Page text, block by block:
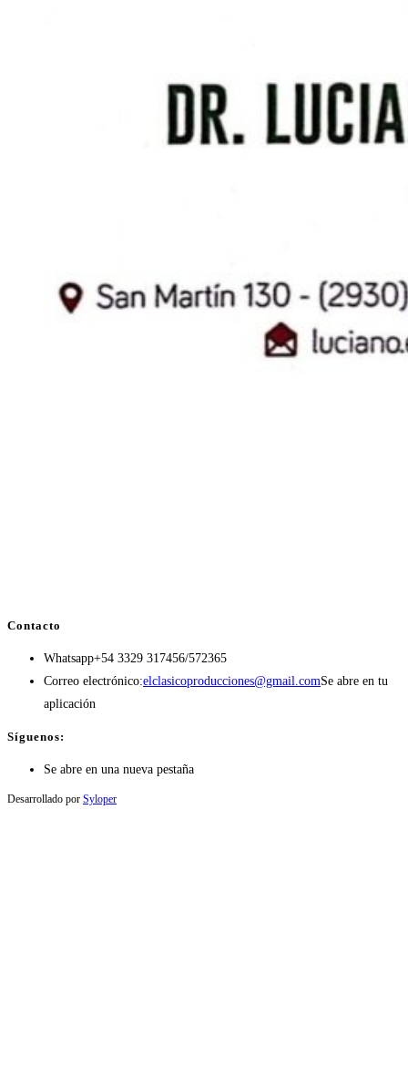
Contacto
Whatsapp+54 3329 317456/572365
Correo electrónico:elclasicoproducciones@gmail.comSe abre en tu
aplicación
Síguenos:
Se abre en una nueva pestaña
Desarrollado por Syloper